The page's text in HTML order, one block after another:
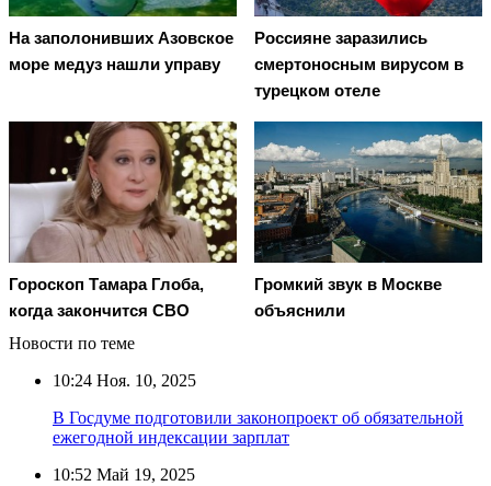
На заполонивших Азовское
море медуз нашли управу
Россияне заразились
смертоносным вирусом в
турецком отеле
Гороскоп Тамара Глоба,
когда закончится СВО
Громкий звук в Москве
объяснили
Новости по теме
10:24 Ноя. 10, 2025
В Госдуме подготовили законопроект об обязательной
ежегодной индексации зарплат
10:52 Май 19, 2025